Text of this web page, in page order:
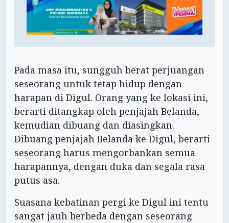
Pada masa itu, sungguh berat perjuangan
seseorang untuk tetap hidup dengan
harapan di Digul. Orang yang ke lokasi ini,
berarti ditangkap oleh penjajah Belanda,
kemudian dibuang dan diasingkan.
Dibuang penjajah Belanda ke Digul, berarti
seseorang harus mengorbankan semua
harapannya, dengan duka dan segala rasa
putus asa.
Suasana kebatinan pergi ke Digul ini tentu
sangat jauh berbeda dengan seseorang